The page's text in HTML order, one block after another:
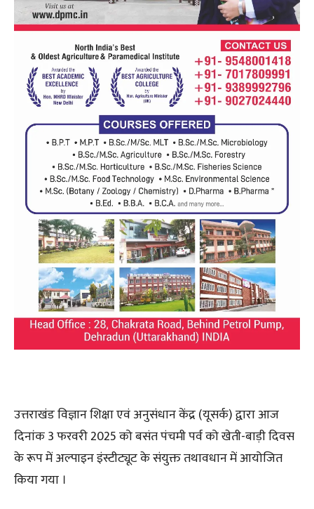
उत्तराखंड विज्ञान शिक्षा एवं अनुसंधान केंद्र (यूसर्क) द्वारा आज
दिनांक 3 फरवरी 2025 को बसंत पंचमी पर्व को खेती-बाड़ी दिवस
के रूप में अल्पाइन इंस्टीट्यूट के संयुक्त तथावधान में आयोजित
किया गया ।